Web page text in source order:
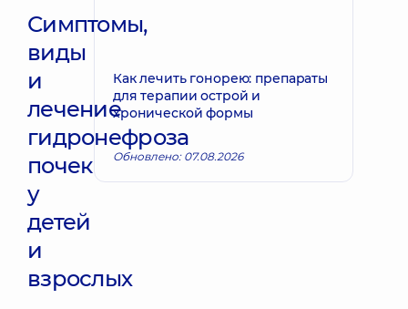
Симптомы,
виды
и
лечение
гидронефроза
почек
у
детей
и
взрослых
Как лечить гонорею: препараты
для терапии острой и
хронической формы
Обновлено: 07.08.2026